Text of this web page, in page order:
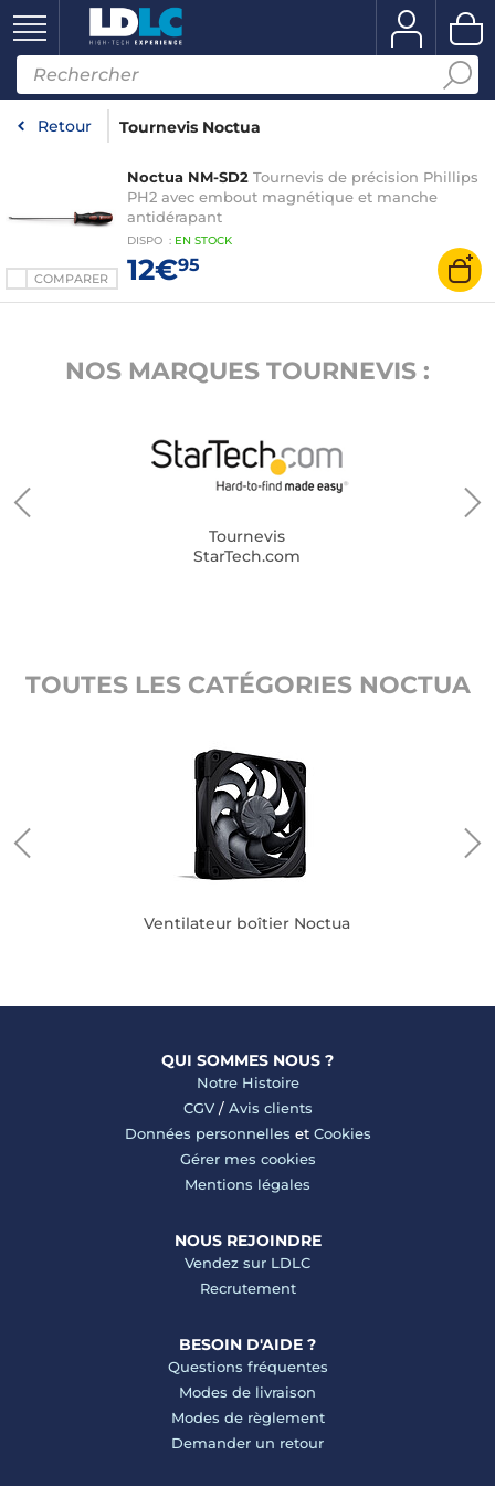
Retour Tournevis Noctua
COMPARER
Noctua NM-SD2 Tournevis de précision Phillips
PH2 avec embout magnétique et manche
antidérapant
DISPO : EN STOCK
12€95
NOS MARQUES TOURNEVIS :
Tournevis
StarTech.com
TOUTES LES CATÉGORIES NOCTUA
Ventilateur boîtier Noctua
QUI SOMMES NOUS ?
Notre Histoire
CGV/ Avis clients
Données personnelles et Cookies
Gérer mes cookies
Mentions légales
NOUS REJOINDRE
Vendez sur LDLC
Recrutement
BESOIN D'AIDE ?
Questions fréquentes
Modes de livraison
Modes de règlement
Demander un retour